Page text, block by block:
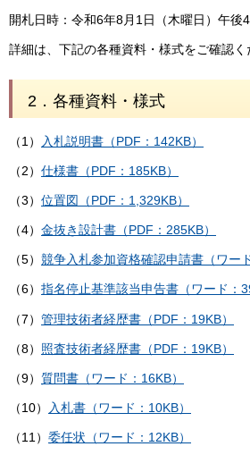
開札日時：令和6年8月1日（木曜日）午後
詳細は、下記の各種資料・様式をご確認く
2．各種資料・様式
（1） 入札説明書（PDF：142KB）
（2） 仕様書（PDF：185KB）
（3） 位置図（PDF：1,329KB）
（4） 金抜き設計書（PDF：285KB）
（5） 競争入札参加資格確認申請書（ワー
（6） 指名停止基準該当申告書（ワード：
（7） 管理技術者経歴書（PDF：19KB）
（8） 照査技術者経歴書（PDF：19KB）
（9） 質問書（ワード：16KB）
（10） 入札書（ワード：10KB）
（11） 委任状（ワード：12KB）